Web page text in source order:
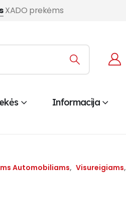
XADO prekėms
Informacija
Automobiliams, Visureigiams,